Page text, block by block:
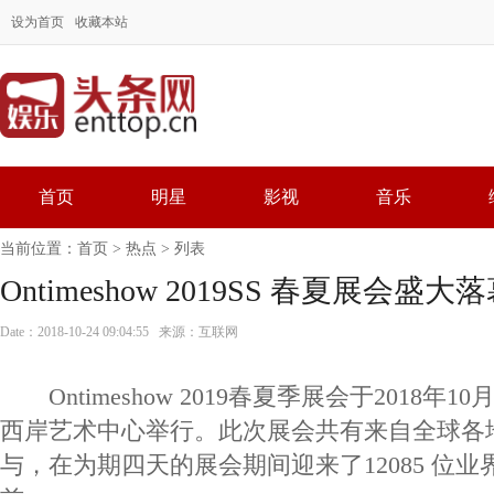
设为首页 收藏本站
首页 明星 影视 音乐
当前位置： 首页 > 热点 > 列表
Ontimeshow 2019SS 春夏展会盛大
Date：2018-10-24 09:04:55 来源：互联网
Ontimeshow 2019春夏季展会于2018年10
西岸艺术中心举行。此次展会共有来自全球各
与，在为期四天的展会期间迎来了12085 位业